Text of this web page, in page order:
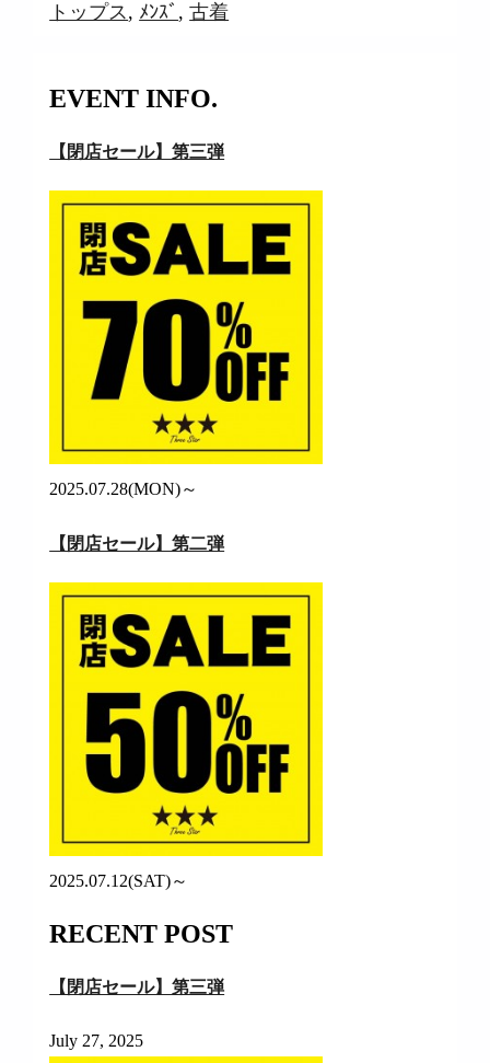
トップス, ﾒﾝｽﾞ ,古着
EVENT INFO.
【閉店セール】第三弾
2025.07.28(MON)～
【閉店セール】第二弾
2025.07.12(SAT)～
RECENT POST
【閉店セール】第三弾
July 27, 2025